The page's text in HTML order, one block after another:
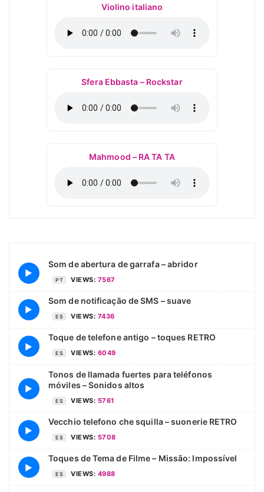
Violino italiano
Sfera Ebbasta – Rockstar
Mahmood – RA TA TA
▶
Som de abertura de garrafa – abridor
PT VIEWS: 7567
▶
Som de notificação de SMS – suave
ES VIEWS: 7436
▶
Toque de telefone antigo – toques RETRO
ES VIEWS: 6049
▶
Tonos de llamada fuertes para teléfonos
móviles – Sonidos altos
ES VIEWS: 5761
▶
Vecchio telefono che squilla – suonerie RETRO
ES VIEWS: 5708
▶
Toques de Tema de Filme – Missão: Impossível
ES VIEWS: 4988